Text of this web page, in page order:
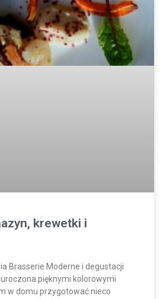
krewetki i
Brasserie Moderne i degustacji
pięknymi kolorowymi
w domu przygotować nieco